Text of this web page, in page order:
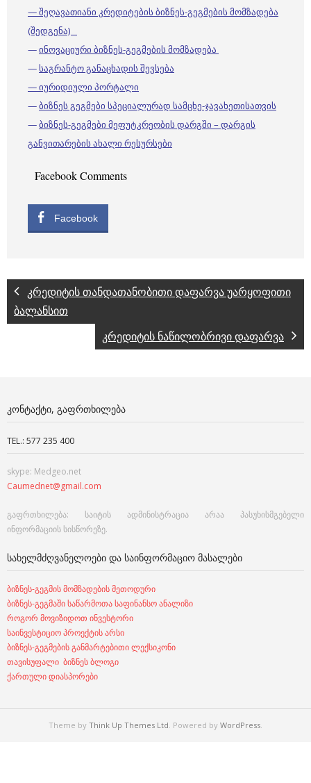
— შეღავათიანი კრედიტების ბიზნეს-გეგმების მომზადება
(შედგენა)
—ინოვაციური ბიზნეს-გეგმების მომზადება
—საგრანტო განაცხადის შევსება
— იურიდიული პორტალი
—ბიზნეს გეგმები სპეციალურად სამცხე-ჯავახეთისათვის
—ბიზნეს-გეგმები მეფუტკრეობის დარგში – დარგის
განვითარების ახალი რესურსები
Facebook Comments
Facebook
კრედიტის თანდათანობითი დაფარვა უარყოფითი
ბალანსით
კრედიტის ნაწილობრივი დაფარვა
ᲙᲝᲜᲢᲐᲥᲢᲘ, ᲒᲐᲤᲠᲗᲮᲘᲚᲔᲑᲐ
TEL.: 577 235 400
skype: Medgeo.net
Caumednet@gmail.com
გაფრთხილება: საიტის ადმინისტრაცია არაა პასუხისმგებელი
ინფორმაციის სისწორეზე.
ᲡᲐᲮᲔᲚᲛᲫᲦᲕᲐᲜᲔᲚᲝᲔᲑᲘ ᲓᲐ ᲡᲐᲘᲜᲤᲝᲠᲛᲐᲪᲘᲝ ᲛᲐᲡᲐᲚᲔᲑᲘ
ბიზნეს-გეგმის მომზადების მეთოდური
ბიზნეს-გეგმაში საწარმოთა საფინანსო ანალიზი
როგორ მოვიზიდოთ ინვესტორი
საინვესტიციო პროექტის არსი
ბიზნეს-გეგმების განმარტებითი ლექსიკონი
თავისუფალი ბიზნეს ბლოგი
ქართული დიასპორები
Theme by Think Up Themes Ltd. Powered by WordPress.